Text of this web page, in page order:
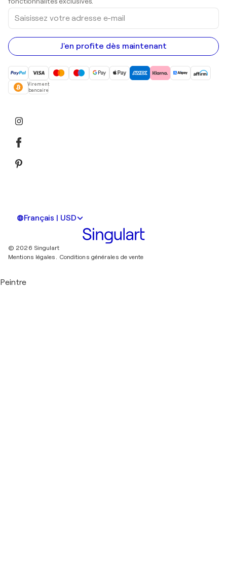
Saisissez
votre
adresse
e-
mail
J'en profite dès maintenant
Virement
bancaire
Français | USD
© 2026 Singulart
Mentions légales. Conditions générales de vente
Peintre